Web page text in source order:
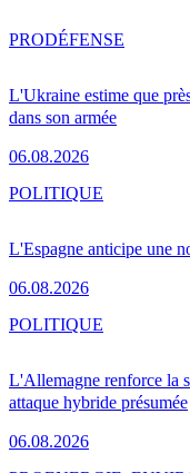
L'Ukraine estime que
dans son armée
06.08.2026
PRODÉFENSE
L'Espagne anticipe une
06.08.2026
POLITIQUE
L'Allemagne renforce la
attaque hybride présumée
06.08.2026
POLITIQUE